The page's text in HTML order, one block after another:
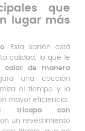
que
lugar más
: Esta sartén está
calidad, lo que le
de manera
una cocción
el tiempo y la
mayor eficiencia.
tricapa con
un revestimiento